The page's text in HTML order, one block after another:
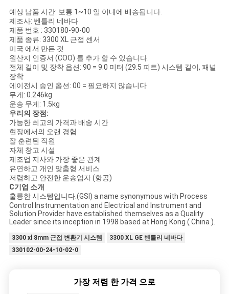
인
용
을
요
청
하
십
시
오
사
이
예상 납품 시간: 보통 1~10 일 이내에 배송됩니다.
제조사: 벤틀리 네바다
제품 번호 : 330180-90-00
제품 종류: 3300 XL 근접 센서
미국 에서 만든 것
원산지 인증서 (COO) 를 추가 할 수 있습니다.
전체 길이 및 장착 옵션: 90 = 9.0 미터 (29.5 피트) 시스템 길이, 패널
장착
에이전시 승인 옵션: 00 = 필요하지 않습니다
무게: 0.246kg
운송 무게: 1.5kg
우리의 장점:
가능한 최고의 가격과 배송 시간
현장에서의 오랜 경험
잘 훈련된 직원
자체 창고 시설
제조업 지사와 가장 좋은 관계
유연하고 개인 맞춤형 서비스
저렴하고 안전한 운송업자 (항공)
C기업 소개
훌륭한 시스템입니다.(GSI) a name synonymous with Process
Control Instrumentation and Electrical and Instrument and
Solution Provider have established themselves as a Quality
Leader since its inception in 1998 based at Hong Kong ( China ).
3300 xl 8mm 근접 변환기 시스템
3300 XL GE 벤틀리 네바다
330102-00-24-10-02-0
가장 저렴 한 가격 으로